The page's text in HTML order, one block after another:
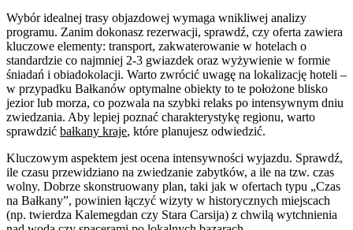
Wybór idealnej trasy objazdowej wymaga wnikliwej analizy
programu. Zanim dokonasz rezerwacji, sprawdź, czy oferta zawiera
kluczowe elementy: transport, zakwaterowanie w hotelach o
standardzie co najmniej 2-3 gwiazdek oraz wyżywienie w formie
śniadań i obiadokolacji. Warto zwrócić uwagę na lokalizację hoteli –
w przypadku Bałkanów optymalne obiekty to te położone blisko
jezior lub morza, co pozwala na szybki relaks po intensywnym dniu
zwiedzania. Aby lepiej poznać charakterystykę regionu, warto
sprawdzić bałkany kraje, które planujesz odwiedzić.
Kluczowym aspektem jest ocena intensywności wyjazdu. Sprawdź,
ile czasu przewidziano na zwiedzanie zabytków, a ile na tzw. czas
wolny. Dobrze skonstruowany plan, taki jak w ofertach typu „Czas
na Bałkany”, powinien łączyć wizyty w historycznych miejscach
(np. twierdza Kalemegdan czy Stara Carsija) z chwilą wytchnienia